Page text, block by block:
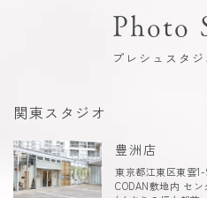
Photo
プレシュスタ
関東スタジオ
豊洲店
東京都江東区東雲
CODAN敷地内 セン